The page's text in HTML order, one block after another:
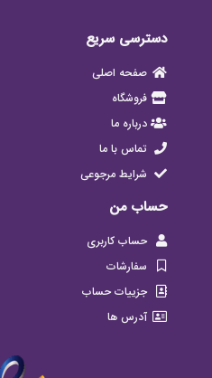
دسترسی سریع
صفحه اصلی
فروشگاه
درباره ما
تماس با ما
شرایط مرجوعی
حساب من
حساب کاربری
سفارشات
جزییات حساب
آدرس ها